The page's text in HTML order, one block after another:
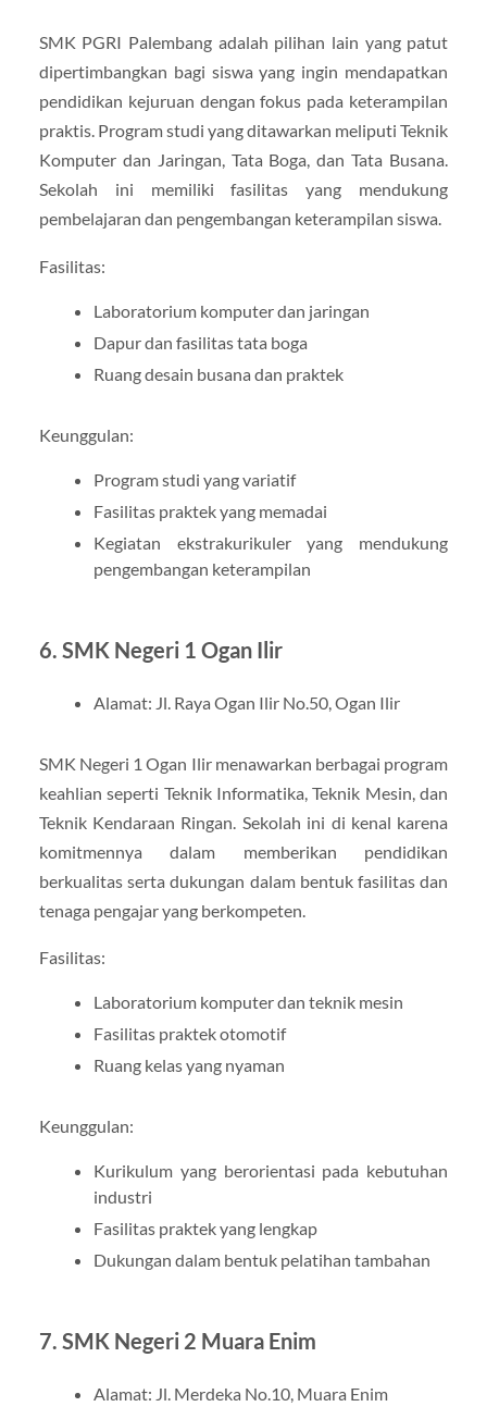
SMK PGRI Palembang adalah pilihan lain yang patut
dipertimbangkan bagi siswa yang ingin mendapatkan
pendidikan kejuruan dengan fokus pada keterampilan
praktis. Program studi yang ditawarkan meliputi Teknik
Komputer dan Jaringan, Tata Boga, dan Tata Busana.
Sekolah ini memiliki fasilitas yang mendukung
pembelajaran dan pengembangan keterampilan siswa.
Fasilitas:
Laboratorium komputer dan jaringan
Dapur dan fasilitas tata boga
Ruang desain busana dan praktek
Keunggulan:
Program studi yang variatif
Fasilitas praktek yang memadai
Kegiatan ekstrakurikuler yang mendukung
pengembangan keterampilan
6. SMK Negeri 1 Ogan Ilir
Alamat: Jl. Raya Ogan Ilir No.50, Ogan Ilir
SMK Negeri 1 Ogan Ilir menawarkan berbagai program
keahlian seperti Teknik Informatika, Teknik Mesin, dan
Teknik Kendaraan Ringan. Sekolah ini di kenal karena
komitmennya dalam memberikan pendidikan
berkualitas serta dukungan dalam bentuk fasilitas dan
tenaga pengajar yang berkompeten.
Fasilitas:
Laboratorium komputer dan teknik mesin
Fasilitas praktek otomotif
Ruang kelas yang nyaman
Keunggulan:
Kurikulum yang berorientasi pada kebutuhan
industri
Fasilitas praktek yang lengkap
Dukungan dalam bentuk pelatihan tambahan
7. SMK Negeri 2 Muara Enim
Alamat: Jl. Merdeka No.10, Muara Enim